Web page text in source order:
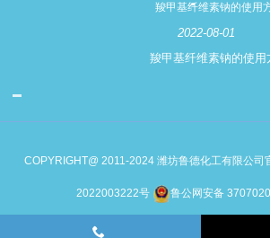
羧甲基纤维素钠的使用
2022-08-01
羧甲基纤维素钠的使用
COPYRIGHT@ 2011-2024 潍坊鲁德化工有限公司
2022003222号 鲁公网安备